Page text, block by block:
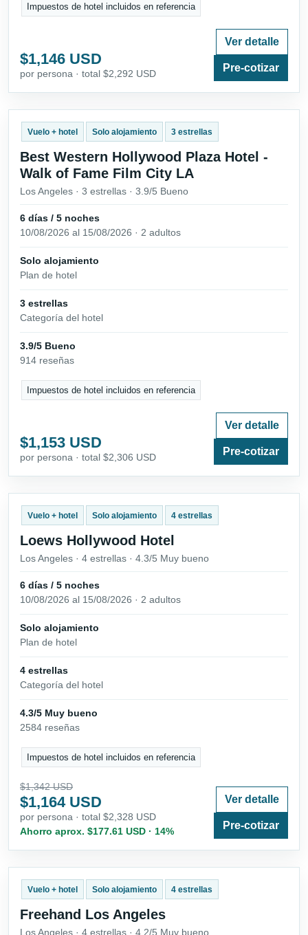
Impuestos de hotel incluidos en referencia
$1,146 USD
por persona · total $2,292 USD
Ver detalle
Pre-cotizar
Vuelo + hotel Solo alojamiento 3 estrellas
Best Western Hollywood Plaza Hotel -
Walk of Fame Film City LA
Los Angeles · 3 estrellas · 3.9/5 Bueno
6 días / 5 noches
10/08/2026 al 15/08/2026 · 2 adultos
Solo alojamiento
Plan de hotel
3 estrellas
Categoría del hotel
3.9/5 Bueno
914 reseñas
Impuestos de hotel incluidos en referencia
$1,153 USD
por persona · total $2,306 USD
Ver detalle
Pre-cotizar
Vuelo + hotel Solo alojamiento 4 estrellas
Loews Hollywood Hotel
Los Angeles · 4 estrellas · 4.3/5 Muy bueno
6 días / 5 noches
10/08/2026 al 15/08/2026 · 2 adultos
Solo alojamiento
Plan de hotel
4 estrellas
Categoría del hotel
4.3/5 Muy bueno
2584 reseñas
Impuestos de hotel incluidos en referencia
$1,342 USD
$1,164 USD
por persona · total $2,328 USD
Ahorro aprox. $177.61 USD · 14%
Ver detalle
Pre-cotizar
Vuelo + hotel Solo alojamiento 4 estrellas
Freehand Los Angeles
Los Angeles · 4 estrellas · 4.2/5 Muy bueno